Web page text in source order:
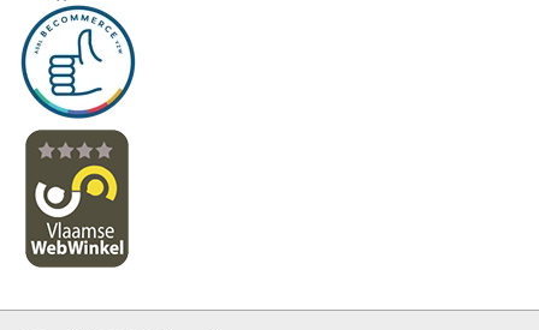
TIPS & KENNIS